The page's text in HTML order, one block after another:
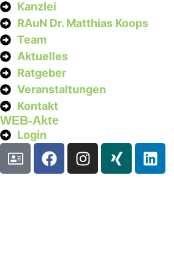
Kanzlei
RAuN Dr. Matthias Koops
Team
Aktuelles
Ratgeber
Veranstaltungen
Kontakt
WEB-Akte
Login